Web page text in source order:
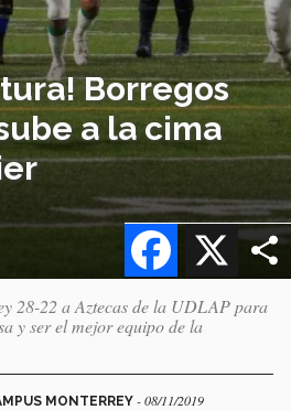
Borregos
a la cima
X
Facebook
28-22 a Aztecas de la UDLAP para
y ser el mejor equipo de la
MONTERREY - 08/11/2019